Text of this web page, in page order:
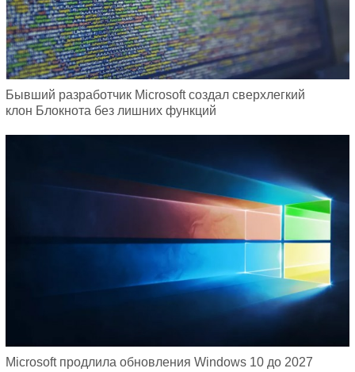
Бывший разработчик Microsoft создал сверхлегкий
клон Блокнота без лишних функций
Microsoft продлила обновления Windows 10 до 2027